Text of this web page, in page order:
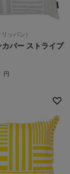
ッパン）
バー ストライプ
円